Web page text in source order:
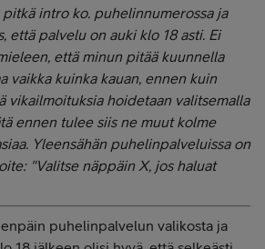
pitkä intro ko. puhelinnumerossa ja
että palvelu on auki klo 18 asti. Ei
että minun pitää kuunnella
vaikka kuinka kauan, ennen kuin
vikailmoituksia hoidetaan valitsemalla
ennen tulee siis ne muut kolme
Yleensähän puhelinpalveluissa on
"Valitse näppäin X, jos haluat
puhelinpalvelun valikosta ja